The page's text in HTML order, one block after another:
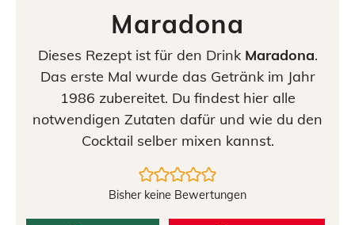
Maradona
Dieses Rezept ist für den Drink Maradona.
Das erste Mal wurde das Getränk im Jahr
1986 zubereitet. Du findest hier alle
notwendigen Zutaten dafür und wie du den
Cocktail selber mixen kannst.
Bisher keine Bewertungen